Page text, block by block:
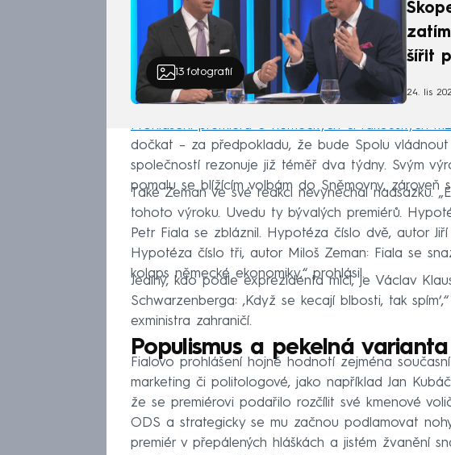
13 fotografií
šířit
24. lis
Prohlášení premiéra o německých či rakouských
dočkat – za předpokladu, že bude Spolu
společností rezonuje již téměř dva týdny. Svým
pomalu se blížícím volbám do Sněmovny, zároveň
Také Zeman ve své reakci nevynechal nadsázku.
tohoto výroku. Uvedu ty bývalých premiérů.
Petr Fiala se zbláznil. Hypotéza číslo dvě, autor
Hypotéza číslo tři, autor Miloš Zeman: Fiala se
kolaps německé ekonomiky,“ prohlásil.
Jediný, kdo podle exprezidenta mlčí, je Václav
Schwarzenberga: ‚Když se kecají blbosti, tak
exministra zahraničí.
Populismus a pekelná varianta
Fialovo prohlášení hojně hodnotí zejména
marketing či politologové, jako například Jan
že se premiérovi podařilo rozčílit své kmenové
ODS a strategicky se mu začnou podlamovat
premiér v přepálených hláškách a jistém žvanění